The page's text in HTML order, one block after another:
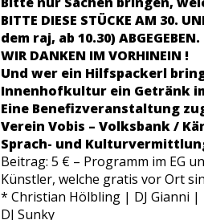
BITTE DIESE STÜCKE AM 30.
dem raj, ab 10.30) ABGEGEBEN.
WIR DANKEN IM VORHINEIN !
Und wer ein Hilfspackerl
Innenhofkultur ein Getränk
Eine Benefizveranstaltung
Verein Vobis – Volksbank /
Sprach- und
Beitrag: 5 € – Programm im EG
Künstler, welche gratis vor Ort
* Christian Hölbling | DJ Gianni |
DJ Sunky